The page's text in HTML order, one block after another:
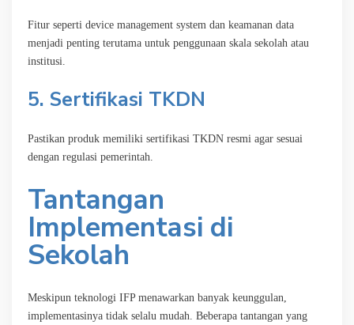
Fitur seperti device management system dan keamanan data
menjadi penting terutama untuk penggunaan skala sekolah atau
institusi.
5. Sertifikasi TKDN
Pastikan produk memiliki sertifikasi TKDN resmi agar sesuai
dengan regulasi pemerintah.
Tantangan
Implementasi di
Sekolah
Meskipun teknologi IFP menawarkan banyak keunggulan,
implementasinya tidak selalu mudah. Beberapa tantangan yang